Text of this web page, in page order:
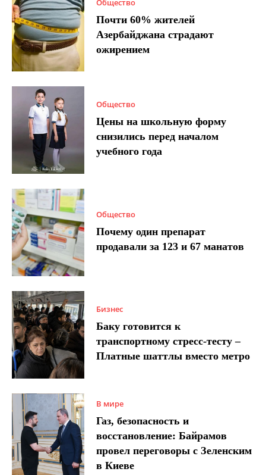
Почти 60% жителей
Азербайджана страдают
ожирением
Общество
Цены на школьную форму
снизились перед началом
учебного года
Общество
Почему один препарат
продавали за 123 и 67 манатов
Бизнес
Баку готовится к
транспортному стресс-тесту –
Платные шаттлы вместо метро
В мире
Газ, безопасность и
восстановление: Байрамов
провел переговоры с Зеленским
в Киеве